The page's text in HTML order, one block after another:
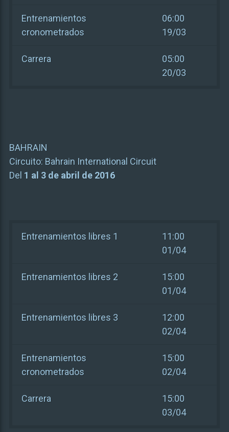
Entrenamientos
cronometrados
06:00
19/03
Carrera
05:00
20/03
BAHRAIN
Circuito: Bahrain International Circuit
Del 1 al 3 de abril de 2016
Entrenamientos libres 1
11:00
01/04
Entrenamientos libres 2
15:00
01/04
Entrenamientos libres 3
12:00
02/04
Entrenamientos
cronometrados
15:00
02/04
Carrera
15:00
03/04